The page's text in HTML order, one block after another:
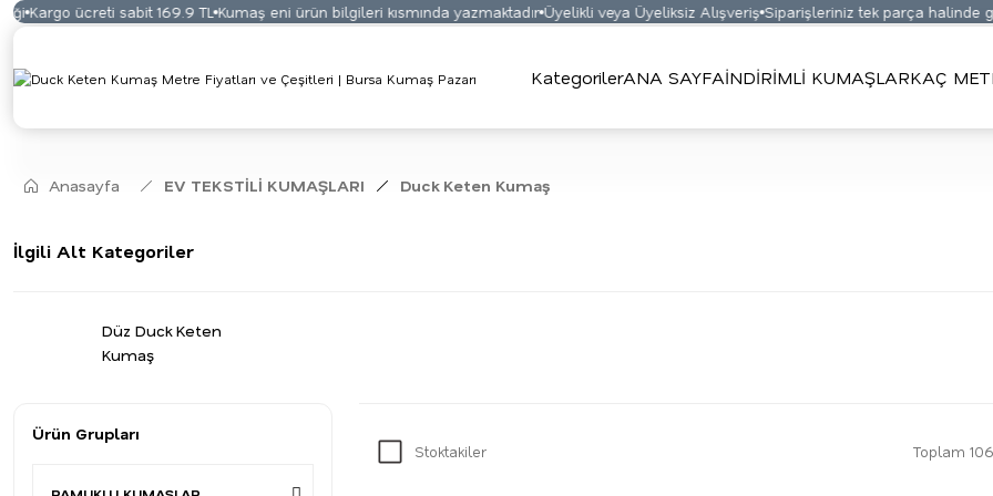
ücreti sabit 169.9 TL Kumaş eni ürün bilgileri kısmında yazmaktadır Üyelikli veya Üyeliksiz Alışveriş Siparişleriniz tek parça halinde
KategorilerANA SAYFAİNDİRİMLİ KUMAŞLARKAÇ
Anasayfa EV TEKSTİLİ KUMAŞLARI Duck Keten Kumaş
İlgili Alt Kategoriler
Düz Duck Keten
Kumaş
Ürün Grupları
Stoktakiler Toplam